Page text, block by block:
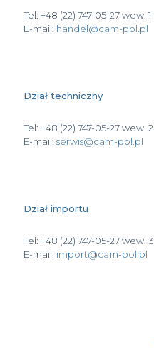
Tel: +48 (22) 747-05-27 wew. 1
E-mail: handel@cam-pol.pl
Dział techniczny
Tel: +48 (22) 747-05-27 wew. 2
E-mail: serwis@cam-pol.pl
Dział importu
Tel: +48 (22) 747-05-27 wew. 3
E-mail: import@cam-pol.pl